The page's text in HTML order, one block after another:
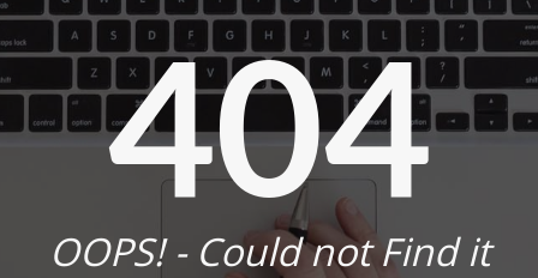
404
OOPS! - Could not Find it